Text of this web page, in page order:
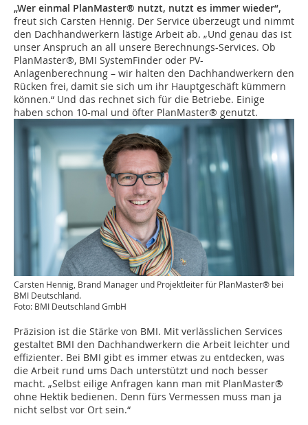
„Wer einmal PlanMaster® nutzt, nutzt es immer wieder“,
freut sich Carsten Hennig. Der Service überzeugt und nimmt
den Dachhandwerkern lästige Arbeit ab. „Und genau das ist
unser Anspruch an all unsere Berechnungs-Services. Ob
PlanMaster®, BMI SystemFinder oder PV-
Anlagenberechnung – wir halten den Dachhandwerkern den
Rücken frei, damit sie sich um ihr Hauptgeschäft kümmern
können.“ Und das rechnet sich für die Betriebe. Einige
haben schon 10-mal und öfter PlanMaster® genutzt.
Carsten Hennig, Brand Manager und Projektleiter für PlanMaster® bei
BMI Deutschland.
Foto: BMI Deutschland GmbH
Präzision ist die Stärke von BMI. Mit verlässlichen Services
gestaltet BMI den Dachhandwerkern die Arbeit leichter und
effizienter. Bei BMI gibt es immer etwas zu entdecken, was
die Arbeit rund ums Dach unterstützt und noch besser
macht. „Selbst eilige Anfragen kann man mit PlanMaster®
ohne Hektik bedienen. Denn fürs Vermessen muss man ja
nicht selbst vor Ort sein.“